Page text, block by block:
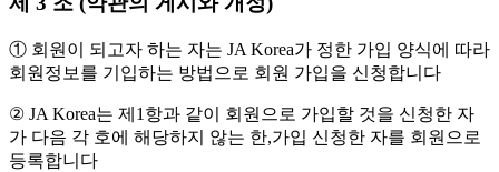
① 회원이 되고자 하는 자는 JA Korea가 정한 가입 양식에 따라
회원정보를 기입하는 방법으로 회원 가입을 신청합니다
② JA Korea는 제1항과 같이 회원으로 가입할 것을 신청한 자
가 다음 각 호에 해당하지 않는 한,가입 신청한 자를 회원으로
등록합니다